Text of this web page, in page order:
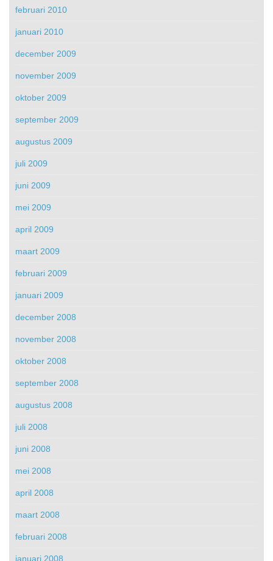
februari 2010
januari 2010
december 2009
november 2009
oktober 2009
september 2009
augustus 2009
juli 2009
juni 2009
mei 2009
april 2009
maart 2009
februari 2009
januari 2009
december 2008
november 2008
oktober 2008
september 2008
augustus 2008
juli 2008
juni 2008
mei 2008
april 2008
maart 2008
februari 2008
januari 2008